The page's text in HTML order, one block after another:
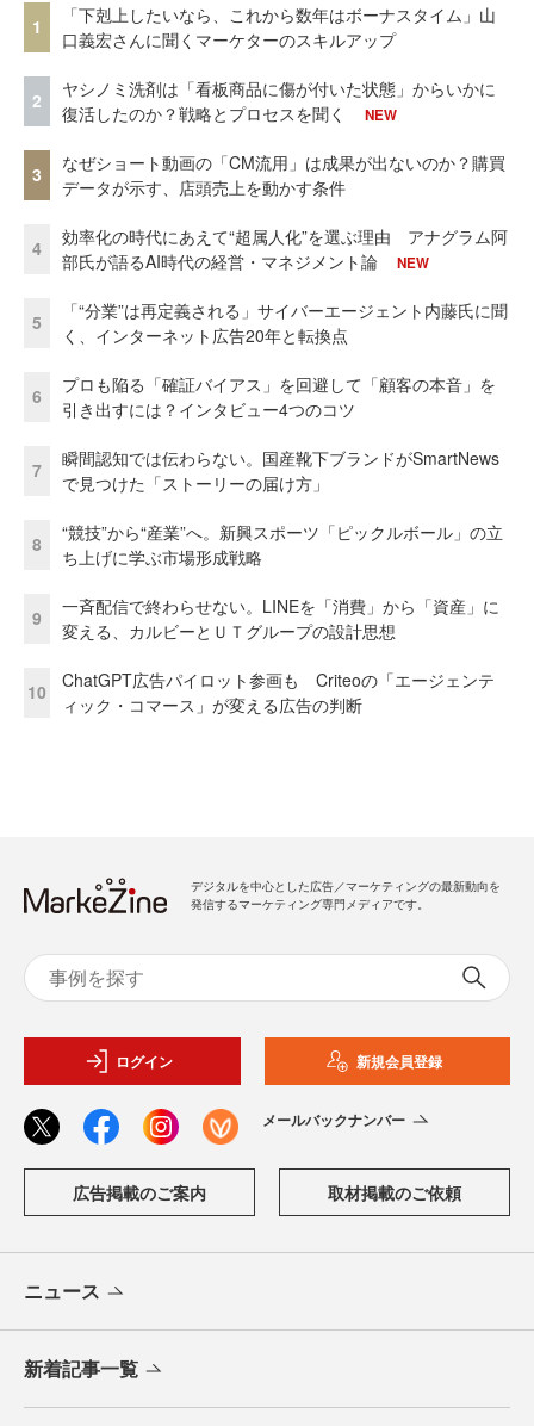
1
「下剋上したいなら、これから数年はボーナスタイム」山
口義宏さんに聞くマーケターのスキルアップ
2
ヤシノミ洗剤は「看板商品に傷が付いた状態」からいかに
復活したのか？戦略とプロセスを聞く
NEW
3
なぜショート動画の「CM流用」は成果が出ないのか？購買
データが示す、店頭売上を動かす条件
4
効率化の時代にあえて“超属人化”を選ぶ理由 アナグラム阿
部氏が語るAI時代の経営・マネジメント論
NEW
5
「“分業”は再定義される」サイバーエージェント内藤氏に聞
く、インターネット広告20年と転換点
6
プロも陥る「確証バイアス」を回避して「顧客の本音」を
引き出すには？インタビュー4つのコツ
7
瞬間認知では伝わらない。国産靴下ブランドがSmartNews
で見つけた「ストーリーの届け方」
8
“競技”から“産業”へ。新興スポーツ「ピックルボール」の立
ち上げに学ぶ市場形成戦略
9
一斉配信で終わらせない。LINEを「消費」から「資産」に
変える、カルビーとＵＴグループの設計思想
10
ChatGPT広告パイロット参画も Criteoの「エージェンテ
ィック・コマース」が変える広告の判断
デジタルを中心とした広告／マーケティングの最新動向を
発信するマーケティング専門メディアです。
ログイン 新規会員登録
メールバックナンバー
広告掲載のご案内 取材掲載のご依頼
ニュース
新着記事一覧